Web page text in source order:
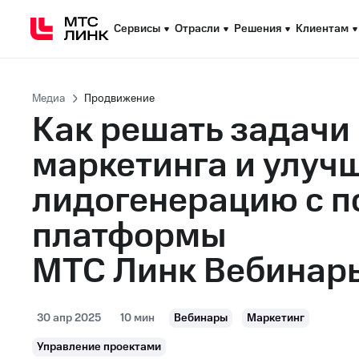
Сервисы Отрасли Решения Клиентам
Сервисы Отрасли Решения Клиентам
Медиа Продвижение
Как решать задачи
маркетинга и
лидогенерацию с
платформы
МТС Линк
30 апр 2025 10 мин Вебинары
Маркетинг
Управление проектами